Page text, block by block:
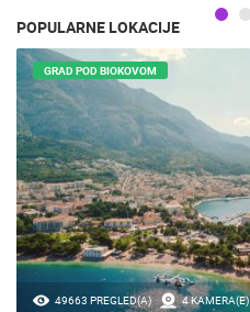
POPULARNE LOKACIJE
49663 PREGLED(A) 4 KAMERA(E)
GRAD POD BIOKOVOM